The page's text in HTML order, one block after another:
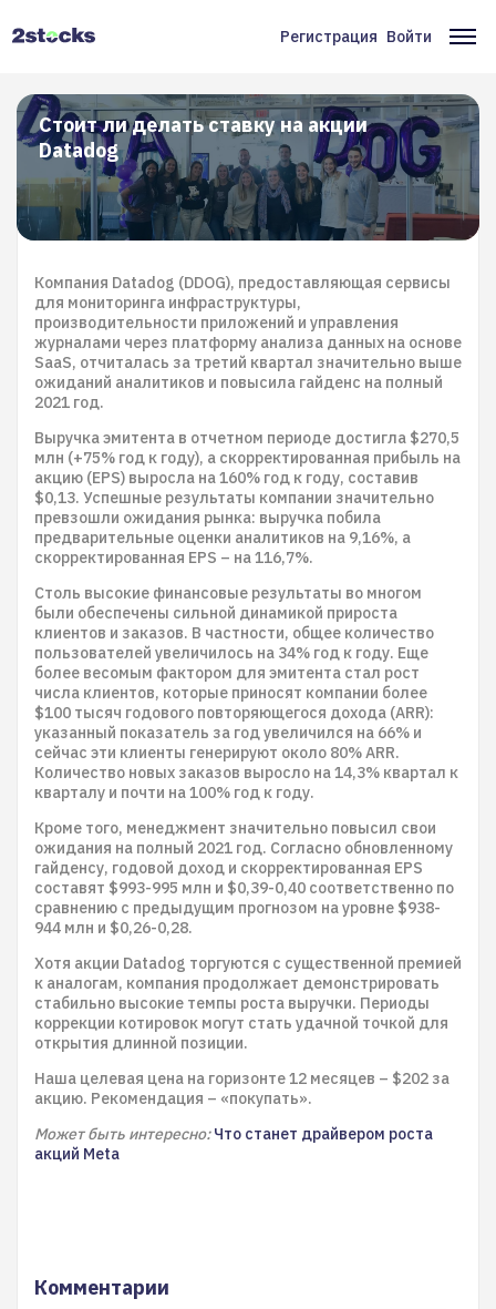
Меню
учётной
записи
пользователя
Регистрация Войти
Стоит ли делать ставку на акции
Datadog
Компания Datadog (DDOG), предоставляющая сервисы
для мониторинга инфраструктуры,
производительности приложений и управления
журналами через платформу анализа данных на основе
SaaS, отчиталась за третий квартал значительно выше
ожиданий аналитиков и повысила гайденс на полный
2021 год.
Выручка эмитента в отчетном периоде достигла $270,5
млн (+75% год к году), а скорректированная прибыль на
акцию (EPS) выросла на 160% год к году, составив
$0,13. Успешные результаты компании значительно
превзошли ожидания рынка: выручка побила
предварительные оценки аналитиков на 9,16%, а
скорректированная EPS – на 116,7%.
Столь высокие финансовые результаты во многом
были обеспечены сильной динамикой прироста
клиентов и заказов. В частности, общее количество
пользователей увеличилось на 34% год к году. Еще
более весомым фактором для эмитента стал рост
числа клиентов, которые приносят компании более
$100 тысяч годового повторяющегося дохода (ARR):
указанный показатель за год увеличился на 66% и
сейчас эти клиенты генерируют около 80% ARR.
Количество новых заказов выросло на 14,3% квартал к
кварталу и почти на 100% год к году.
Кроме того, менеджмент значительно повысил свои
ожидания на полный 2021 год. Согласно обновленному
гайденсу, годовой доход и скорректированная EPS
составят $993-995 млн и $0,39-0,40 соответственно по
сравнению с предыдущим прогнозом на уровне $938-
944 млн и $0,26-0,28.
Хотя акции Datadog торгуются с существенной премией
к аналогам, компания продолжает демонстрировать
стабильно высокие темпы роста выручки. Периоды
коррекции котировок могут стать удачной точкой для
открытия длинной позиции.
Наша целевая цена на горизонте 12 месяцев – $202 за
акцию. Рекомендация – «покупать».
Может быть интересно:Что станет драйвером роста
акций Meta
Комментарии